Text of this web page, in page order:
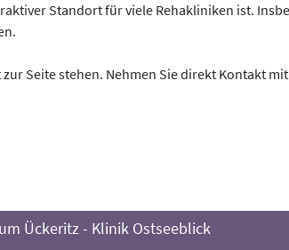
Standort für viele Rehakliniken ist.
Seite stehen. Nehmen Sie direkt Kontakt
Ückeritz - Klinik Ostseeblick